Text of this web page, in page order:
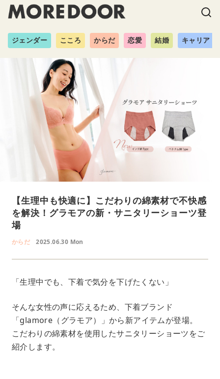
ジェンダー こころ からだ 恋愛 結婚 キャリア
【生理中も快適に】こだわりの綿素材で不快感
を解決！グラモアの新・サニタリーショーツ登
場
からだ 2025.06.30 Mon
「生理中でも、下着で気分を下げたくない」
そんな女性の声に応えるため、下着ブランド
「glamore（グラモア）」から新アイテムが登場。
こだわりの綿素材を使用したサニタリーショーツをご
紹介します。